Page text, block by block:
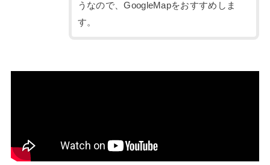
うなので、GoogleMapをおすすめしま
す。